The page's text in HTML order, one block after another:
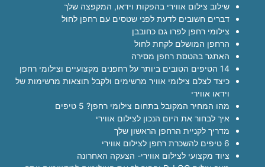
שילוב צילום אווירי בהפקות וידאו, המקפצה שלך
דברים חשובים לדעת לפני שטסים עם רחפן לחול
צילומי רחפן לפרו גם כחובבן
הרחפן המושלם לקחת לחול
האתגר בהטסת רחפן מסירה
14 הטיפים הטובים ביותר על רחפנים מקצועיים וצילומי רחפן
כיצד לצלם צילומי אוויר מרשימים ולקבל תוצאות מרשימות של
וידאו אווירי
מהו המחיר המקובל בתחום צילומי רחפן? 5 טיפים
איך לבחור את היום הנכון לצילום אווירי
מדריך לקניית הרחפן הראשון שלך
6 טיפים להשכרת רחפן לצילום אווירי
ציוד מקצועי לצילום אווירי- הצעקה האחרונה